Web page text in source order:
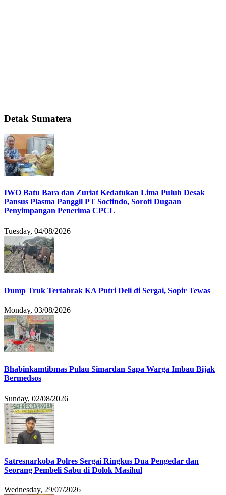
Detak Sumatera
IWO Batu Bara dan Zuriat Kedatukan Lima Puluh Desak
Pansus Plasma Panggil PT Socfindo, Soroti Dugaan
Penyimpangan Penerima CPCL
Tuesday, 04/08/2026
Dump Truk Tertabrak KA Putri Deli di Sergai, Sopir Tewas
Monday, 03/08/2026
Bhabinkamtibmas Pulau Simardan Sapa Warga Imbau Bijak
Bermedsos
Sunday, 02/08/2026
Satresnarkoba Polres Sergai Ringkus Dua Pengedar dan
Seorang Pembeli Sabu di Dolok Masihul
Wednesday, 29/07/2026